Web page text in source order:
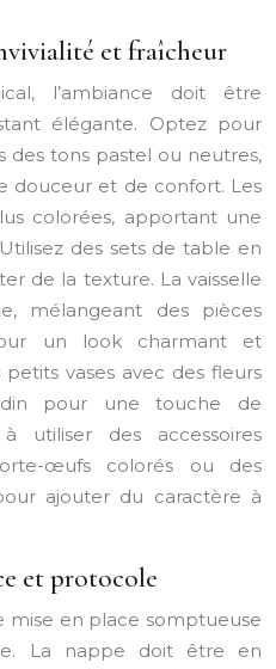
et fraîcheur
l’ambiance doit être
élégante. Optez pour
des tons pastel ou neutres,
douceur et de confort. Les
colorées, apportant une
des sets de table en
de la texture. La vaisselle
mélangeant des pièces
un look charmant et
vases avec des fleurs
pour une touche de
utiliser des accessoires
œufs colorés ou des
ajouter du caractère à
et protocole
mise en place somptueuse
La nappe doit être en